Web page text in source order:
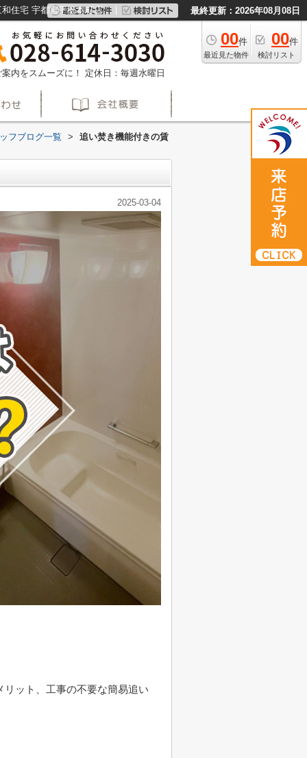
住宅 宇都宮平松本町店 最終更新：2026年08月08日
00件
最近見た物件
00件
検討リスト
内をスムーズに！ 定休日：毎週水曜日
フブログ一覧 >
追い焚き機能付きの賃
2025-03-04
ット、工事の不要な簡易追い